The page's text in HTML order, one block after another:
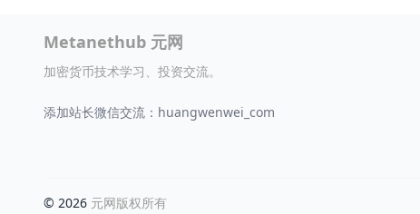
Metanethub 元网
加密货币技术学习、投资交流。
添加站长微信交流：huangwenwei_com
© 2026 元网版权所有